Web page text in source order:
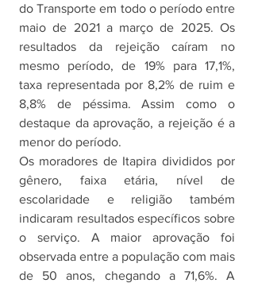
do Transporte em todo o período entre
maio de 2021 a março de 2025. Os
resultados da rejeição caíram no
mesmo período, de 19% para 17,1%,
taxa representada por 8,2% de ruim e
8,8% de péssima. Assim como o
destaque da aprovação, a rejeição é a
menor do período.
Os moradores de Itapira divididos por
gênero, faixa etária, nível de
escolaridade e religião também
indicaram resultados específicos sobre
o serviço. A maior aprovação foi
observada entre a população com mais
de 50 anos, chegando a 71,6%. A